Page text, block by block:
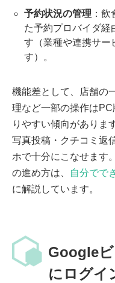
予約状況の管理 ：
た予約プロバイダ経
す（業種や連携サー
す）。
機能差として、店舗の
理など一部の操作は
りやすい傾向がありま
写真投稿・クチコミ返
ホで十分にこなせます
の進め方は、
自分でで
に解説しています。
Google
にログイ